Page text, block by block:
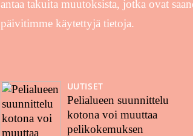
antaa takuita muutoksista, jotka ovat
päivitimme käytettyjä tietoja.
UUTISET
Pelialueen suunnittelu
kotona voi muuttaa
pelikokemuksen